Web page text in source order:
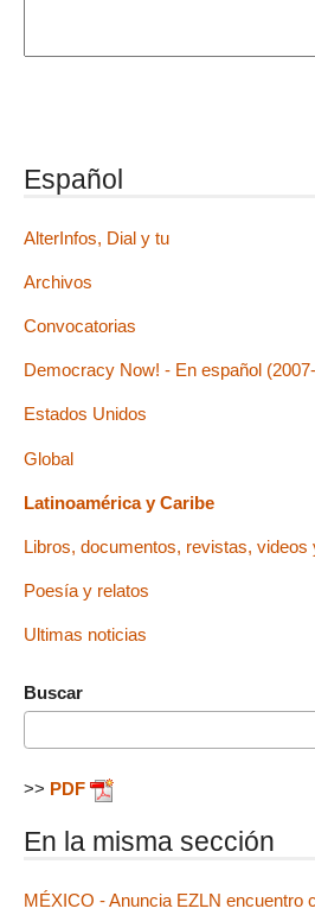
Español
AlterInfos, Dial y tu
Archivos
Convocatorias
Democracy Now! - En español
Estados Unidos
Global
Latinoamérica y Caribe
Libros, documentos, revistas, videos
Poesía y relatos
Ultimas noticias
Buscar
>> PDF
En la misma sección
MÉXICO - Anuncia EZLN encuentro